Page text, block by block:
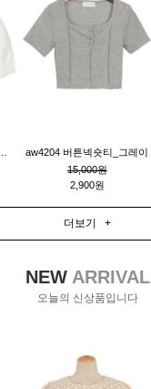
aw4204 버튼넥숏티_그레이
15,000원
2,900원
더보기 +
NEWARRIVAL
오늘의 신상품입니다